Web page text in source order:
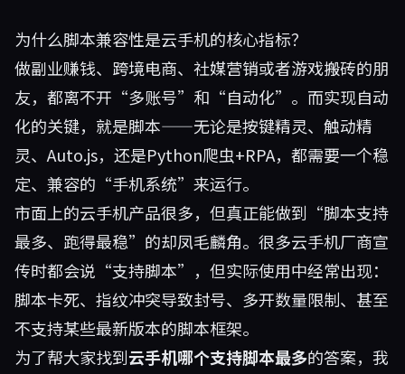
为什么脚本兼容性是云手机的核心指标？
做副业赚钱、跨境电商、社媒营销或者游戏搬砖的朋
友，都离不开“多账号”和“自动化”。而实现自动
化的关键，就是脚本——无论是按键精灵、触动精
灵、Auto.js，还是Python爬虫+RPA，都需要一个稳
定、兼容的“手机系统”来运行。
市面上的云手机产品很多，但真正能做到“脚本支持
最多、跑得最稳”的却凤毛麟角。很多云手机厂商宣
传时都会说“支持脚本”，但实际使用中经常出现：
脚本卡死、指纹冲突导致封号、多开数量限制、甚至
不支持某些最新版本的脚本框架。
为了帮大家找到云手机哪个支持脚本最多的答案，我